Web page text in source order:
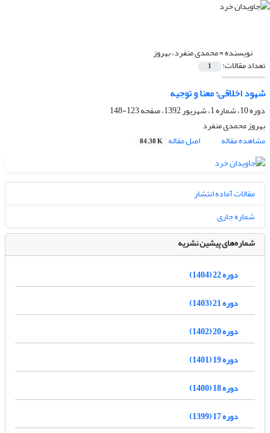
نویسنده =محمدی منفرد، بهروز
تعداد مقالات: 1
شهود اخلاقی؛ معنا و توجیه
دوره 10، شماره 1، شهریور 1392، صفحه
123-148
بهروز محمدی منفرد
مشاهده مقاله
اصل مقاله 84.38 K
مقالات آماده انتشار
شماره جاری
شماره‌های پیشین نشریه
دوره 22 (1404)
دوره 21 (1403)
دوره 20 (1402)
دوره 19 (1401)
دوره 18 (1400)
دوره 17 (1399)